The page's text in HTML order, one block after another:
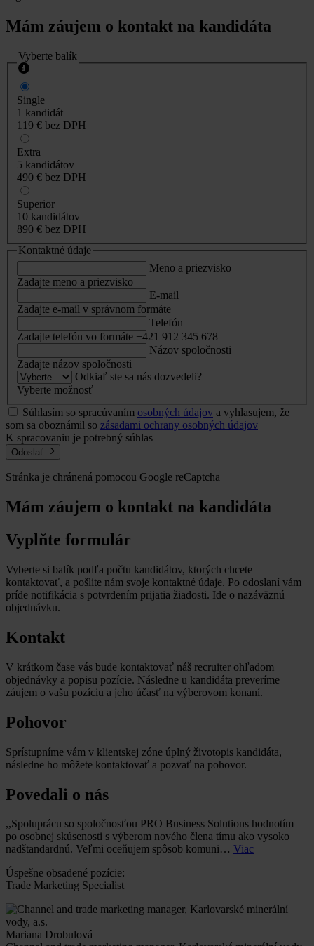
Mám záujem o kontakt na kandidáta
Vyberte balík
Single
1 kandidát
119 € bez DPH
Extra
5 kandidátov
490 € bez DPH
Superior
10 kandidátov
890 € bez DPH
Kontaktné údaje
Meno a priezvisko
Zadajte meno a priezvisko
E-mail
Zadajte e-mail v správnom formáte
Telefón
Zadajte telefón vo formáte +421 912 345 678
Názov spoločnosti
Zadajte názov spoločnosti
Odkiaľ ste sa nás dozvedeli?
Vyberte možnosť
Súhlasím so spracúvaním osobných údajov a vyhlasujem, že
som sa oboznámil so zásadami ochrany osobných údajov
K spracovaniu je potrebný súhlas
Odoslať
Stránka je chránená pomocou Google reCaptcha
Mám záujem o kontakt na kandidáta
Vyplňte formulár
Vyberte si balík podľa počtu kandidátov, ktorých chcete
kontaktovať, a pošlite nám svoje kontaktné údaje. Po odoslaní vám
príde notifikácia s potvrdením prijatia žiadosti. Ide o nazáväznú
objednávku.
Kontakt
V krátkom čase vás bude kontaktovať náš recruiter ohľadom
objednávky a popisu pozície. Následne u kandidáta preveríme
záujem o vašu pozíciu a jeho účasť na výberovom konaní.
Pohovor
Sprístupníme vám v klientskej zóne úplný životopis kandidáta,
následne ho môžete kontaktovať a pozvať na pohovor.
Povedali o nás
,,Spoluprácu so spoločnosťou PRO Business Solutions hodnotím
po osobnej skúsenosti s výberom nového člena tímu ako vysoko
nadštandardnú. Veľmi oceňujem spôsob komuni… Viac
Úspešne obsadené pozície:
Trade Marketing Specialist
Mariana Drobulová